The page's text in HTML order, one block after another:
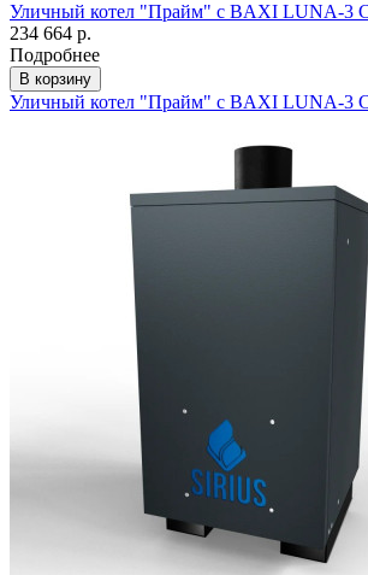
Уличный котел "Прайм" с BAXI LUNA-3
234 664 р.
Подробнее
В корзину
Уличный котел "Прайм" с BAXI LUNA-3